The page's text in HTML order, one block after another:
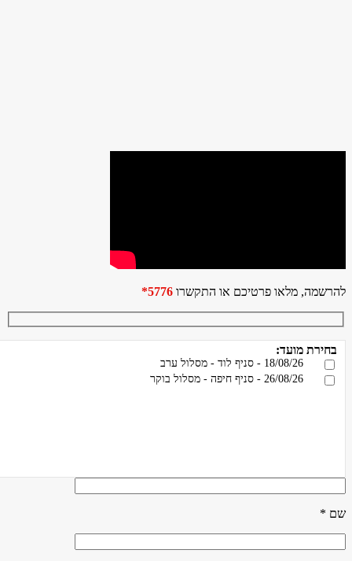
להרשמה, מלאו פרטיכם או התקשרו 5776*
בחירת מועד:
18/08/26 - סניף לוד - מסלול ערב
26/08/26 - סניף חיפה - מסלול בוקר
שם *